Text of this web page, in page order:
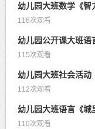
幼儿园大班数学《智
116次观看
幼儿园公开课大班语
115次观看
幼儿园大班社会活动
112次观看
幼儿园大班语言《城
110次观看